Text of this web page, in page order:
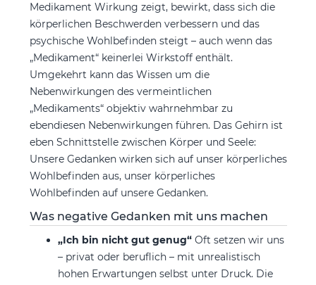
Medikament Wirkung zeigt, bewirkt, dass sich die
körperlichen Beschwerden verbessern und das
psychische Wohlbefinden steigt – auch wenn das
„Medikament“ keinerlei Wirkstoff enthält.
Umgekehrt kann das Wissen um die
Nebenwirkungen des vermeintlichen
„Medikaments“ objektiv wahrnehmbar zu
ebendiesen Nebenwirkungen führen. Das Gehirn ist
eben Schnittstelle zwischen Körper und Seele:
Unsere Gedanken wirken sich auf unser körperliches
Wohlbefinden aus, unser körperliches
Wohlbefinden auf unsere Gedanken.
Was negative Gedanken mit uns machen
„Ich bin nicht gut genug“ Oft setzen wir uns
– privat oder beruflich – mit unrealistisch
hohen Erwartungen selbst unter Druck. Die